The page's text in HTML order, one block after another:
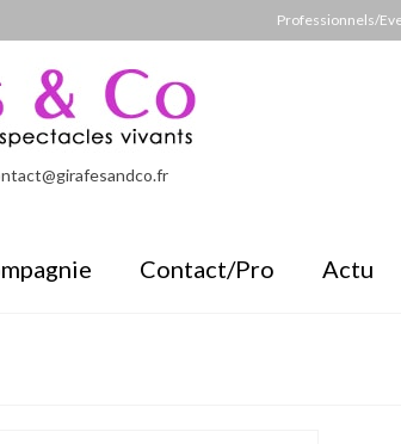
Professionnels/
Contact/Pro Actu